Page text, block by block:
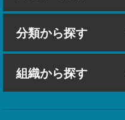
分類から探す
組織から探す